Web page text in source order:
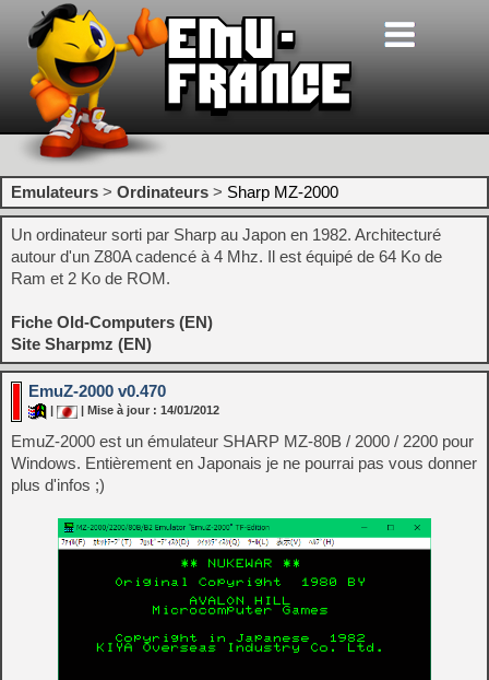
Emulateurs > Ordinateurs > Sharp MZ-2000
Un ordinateur sorti par Sharp au Japon en 1982. Architecturé
autour d'un Z80A cadencé à 4 Mhz. Il est équipé de 64 Ko de
Ram et 2 Ko de ROM.
Fiche Old-Computers (EN)
Site Sharpmz (EN)
EmuZ-2000 v0.470
| Mise à jour : 14/01/2012
EmuZ-2000 est un émulateur SHARP MZ-80B / 2000 / 2200 pour
Windows. Entièrement en Japonais je ne pourrai pas vous donner
plus d'infos ;)